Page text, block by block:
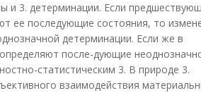
3. детерминации. Если
ее последующие состояния, то
детерминации. Если же в
после-дующие
статистическим 3. В природе 3.
взаимодействия